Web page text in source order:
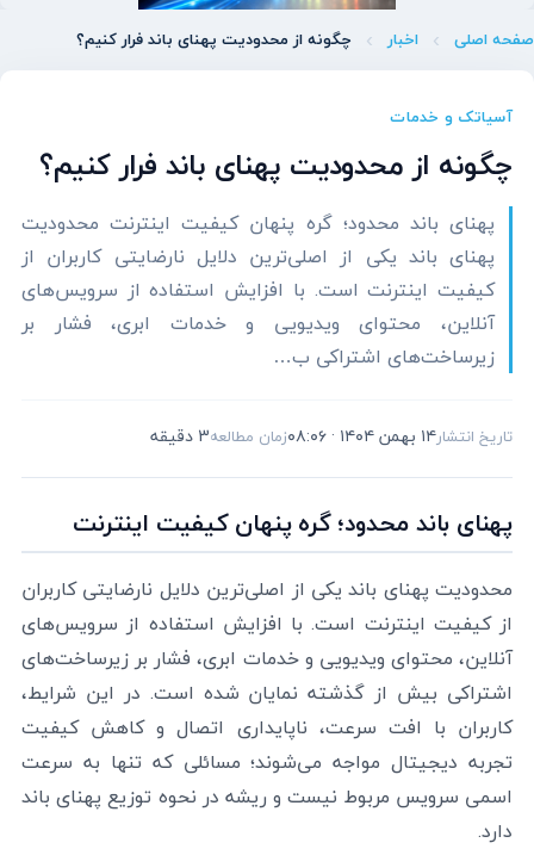
صفحه اصلی اخبار چگونه از محدودیت پهنای باند فرار کنیم؟
آسیاتک و خدمات
چگونه از محدودیت پهنای باند فرار کنیم؟
پهنای باند محدود؛ گره پنهان کیفیت اینترنت محدودیت
پهنای باند یکی از اصلی‌ترین دلایل نارضایتی کاربران از
کیفیت اینترنت است. با افزایش استفاده از سرویس‌های
آنلاین، محتوای ویدیویی و خدمات ابری، فشار بر
زیرساخت‌های اشتراکی ب…
تاریخ انتشار۱۴ بهمن ۱۴۰۴ · ۰۸:۰۶ زمان مطالعه3 دقیقه
پهنای باند محدود؛ گره پنهان کیفیت اینترنت
محدودیت پهنای باند یکی از اصلی‌ترین دلایل نارضایتی کاربران
از کیفیت اینترنت است. با افزایش استفاده از سرویس‌های
آنلاین، محتوای ویدیویی و خدمات ابری، فشار بر زیرساخت‌های
اشتراکی بیش از گذشته نمایان شده است. در این شرایط،
کاربران با افت سرعت، ناپایداری اتصال و کاهش کیفیت
تجربه دیجیتال مواجه می‌شوند؛ مسائلی که تنها به سرعت
اسمی سرویس مربوط نیست و ریشه در نحوه توزیع پهنای باند
دارد.